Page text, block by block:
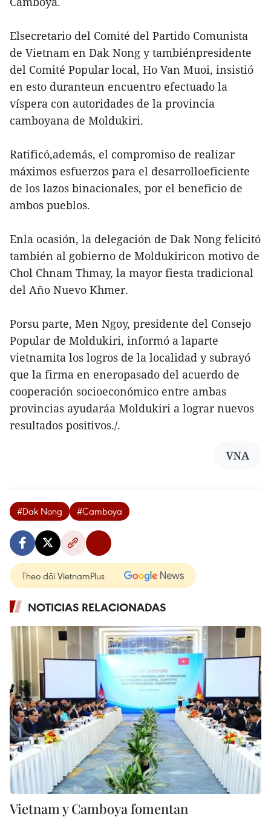
Elsecretario del Comité del Partido Comunista
de Vietnam en Dak Nong y tambiénpresidente
del Comité Popular local, Ho Van Muoi, insistió
en esto duranteun encuentro efectuado la
víspera con autoridades de la provincia
camboyana de Moldukiri.
Ratificó,además, el compromiso de realizar
máximos esfuerzos para el desarrolloeficiente
de los lazos binacionales, por el beneficio de
ambos pueblos.
Enla ocasión, la delegación de Dak Nong felicitó
también al gobierno de Moldukiricon motivo de
Chol Chnam Thmay, la mayor fiesta tradicional
del Año Nuevo Khmer.
Porsu parte, Men Ngoy, presidente del Consejo
Popular de Moldukiri, informó a laparte
vietnamita los logros de la localidad y subrayó
que la firma en eneropasado del acuerdo de
cooperación socioeconómico entre ambas
provincias ayudaráa Moldukiri a lograr nuevos
resultados positivos./.
VNA
#Dak Nong #Camboya
Theo dõi VietnamPlus
NOTICIAS RELACIONADAS
Vietnam y Camboya fomentan